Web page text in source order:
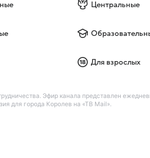
Центральные
Для взрослых
Эфир канала представлен
для города Королев на «ТВ Mail».